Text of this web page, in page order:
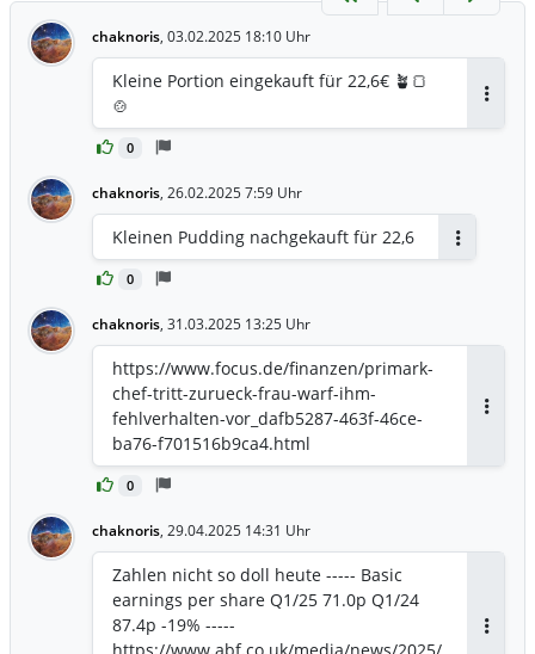
chaknoris, 03.02.2025 18:10 Uhr
0
Kleine Portion eingekauft für 22,6€ 🪴🍞
🍲
chaknoris, 26.02.2025 7:59 Uhr
0
Kleinen Pudding nachgekauft für 22,6
chaknoris, 31.03.2025 13:25 Uhr
0
https://www.focus.de/finanzen/primark-
chef-tritt-zurueck-frau-warf-ihm-
fehlverhalten-vor_dafb5287-463f-46ce-
ba76-f701516b9ca4.html
chaknoris, 29.04.2025 14:31 Uhr
Zahlen nicht so doll heute ----- Basic
earnings per share Q1/25 71.0p Q1/24
87.4p -19% -----